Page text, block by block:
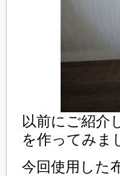
以前にご紹介
を作ってみま
今回使用した